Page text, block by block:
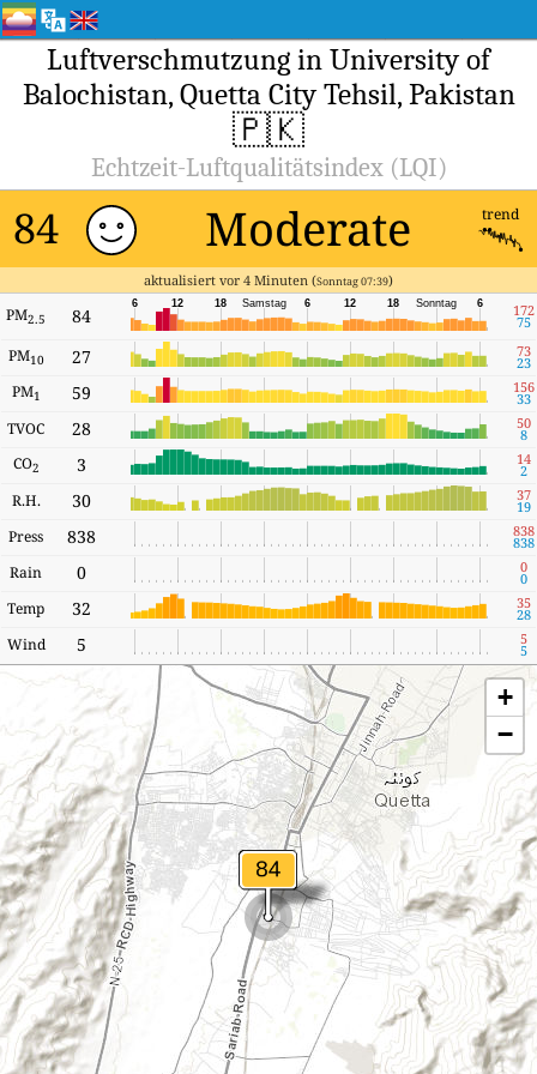
Luftverschmutzung in University of
Balochistan, Quetta City Tehsil, Pakistan
🇵🇰
Echtzeit-Luftqualitätsindex (LQI)
84 Moderate trend
aktualisiert vor 4 Minuten (Sonntag 07:39)
PM2.5 84
6
Sonntag
18
12
6
Samstag
18
12
6 172
75
PM10 27 73
23
PM1 59 156
33
TVOC 28 50
8
CO2 3 14
2
R.H. 30 37
19
Press 838 838
838
Rain 0 0
0
Temp 32 35
28
Wind 5 5
5
+
−